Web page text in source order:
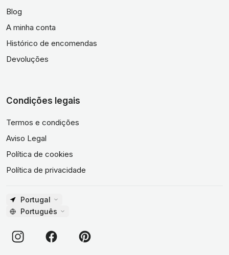
Blog
A minha conta
Histórico de encomendas
Devoluções
Condições legais
Termos e condições
Aviso Legal
Política de cookies
Política de privacidade
Portugal
Português